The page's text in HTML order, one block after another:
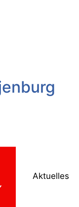
Aktuelles